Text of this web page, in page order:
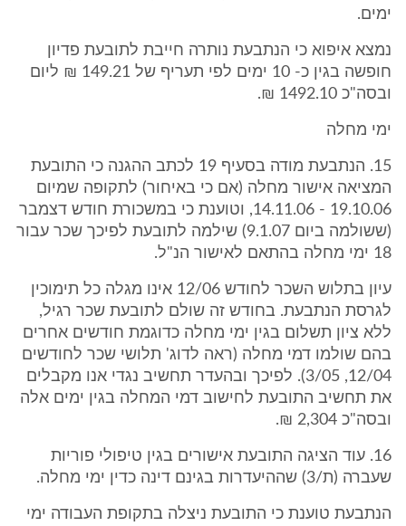
ימים.
נמצא איפוא כי הנתבעת נותרה חייבת לתובעת פדיון
חופשה בגין כ- 10 ימים לפי תעריף של 149.21 ₪ ליום
ובסה"כ 1492.10 ₪.
ימי מחלה
15. הנתבעת מודה בסעיף 19 לכתב ההגנה כי התובעת
המציאה אישור מחלה (אם כי באיחור) לתקופה שמיום
19.10.06 - 14.11.06, וטוענת כי במשכורת חודש דצמבר
(ששולמה ביום 9.1.07) שילמה לתובעת לפיכך שכר עבור
18 ימי מחלה בהתאם לאישור הנ"ל.
עיון בתלוש השכר לחודש 12/06 אינו מגלה כל תימוכין
לגרסת הנתבעת. בחודש זה שולם לתובעת שכר רגיל,
ללא ציון תשלום בגין ימי מחלה כדוגמת חודשים אחרים
בהם שולמו דמי מחלה (ראה לדוג' תלושי שכר לחודשים
12/04, 3/05). לפיכך ובהעדר תחשיב נגדי אנו מקבלים
את תחשיב התובעת לחישוב דמי המחלה בגין ימים אלה
ובסה"כ 2,304 ₪.
16. עוד הציגה התובעת אישורים בגין טיפולי פוריות
שעברה (ת/3) שההיעדרות בגינם דינה כדין ימי מחלה.
הנתבעת טוענת כי התובעת ניצלה בתקופת העבודה ימי